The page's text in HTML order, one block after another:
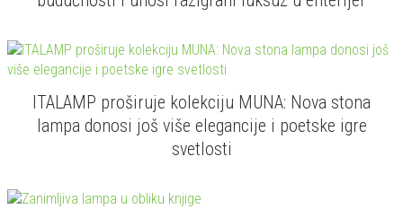
ITALAMP proširuje kolekciju MUNA: Nova stona
lampa donosi još više elegancije i poetske igre
svetlosti